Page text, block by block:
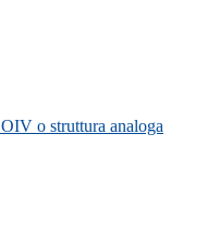
o struttura analoga